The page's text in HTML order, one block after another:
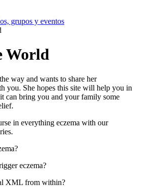
grupos y eventos
World
way and wants to share her
you. She hopes this site will help you in
can bring you and your family some
in everything eczema with our
eczema?
XML from within?